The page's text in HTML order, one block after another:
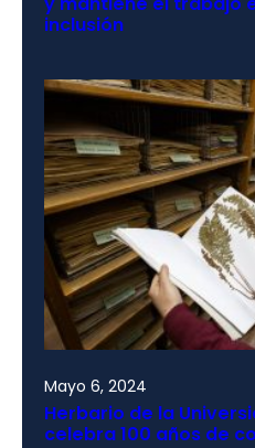
inclusión
Mayo 6, 2024
Herbario de la
celebra 100 años de